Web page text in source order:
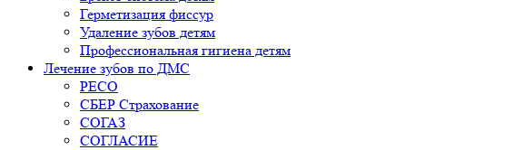
Герметизация фиссур
Удаление зубов детям
Профессиональная гигиена детям
Лечение зубов по ДМС
РЕСО
СБЕР Страхование
СОГАЗ
СОГЛАСИЕ